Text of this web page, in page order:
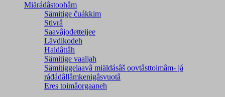
Miärádâstoohâm
Sämitige čuákkim
Stivrâ
Saavâjođetteijee
Lävdikodeh
Haldâttâh
Sämitige vaaljah
Sämitiggelaavâ miäldásâš oovtâsttoimâm- já
ráđádâllâmkenigâsvuotâ
Eres toimâorgaaneh